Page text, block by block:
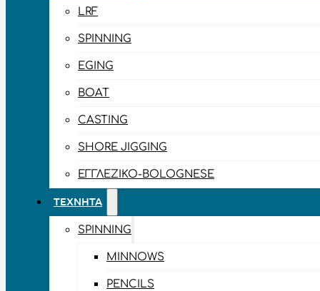
LRF
SPINNING
EGING
BOAT
CASTING
SHORE JIGGING
ΕΓΓΛΈΖΙΚΟ-BOLOGNESE
ΤΕΧΝΗΤΆ
SPINNING
MINNOWS
PENCILS